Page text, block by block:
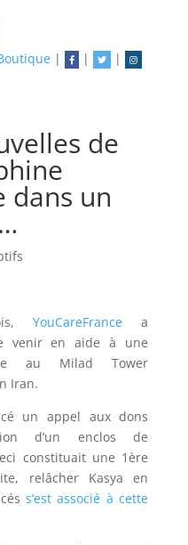
| | |
de
dans un
YouCareFrancea
venir en aide à une
au Milad Tower
Iran.
un appel aux dons
d’un enclos de
constituait une 1ère
relâcher Kasya en
s’est associé à cette